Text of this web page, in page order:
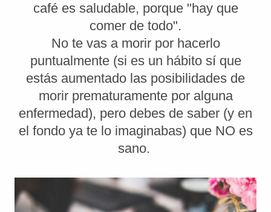
café es saludable, porque "hay que
comer de todo".
No te vas a morir por hacerlo
puntualmente (si es un hábito sí que
estás aumentado las posibilidades de
morir prematuramente por alguna
enfermedad), pero debes de saber (y en
el fondo ya te lo imaginabas) que NO es
sano.